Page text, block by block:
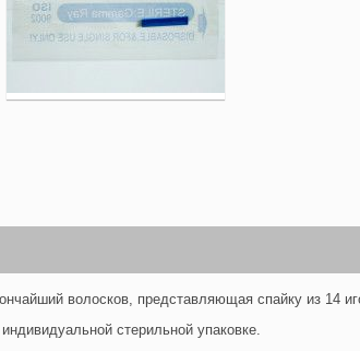
волосков, представляющая спайку из 14
стерильной упаковке.